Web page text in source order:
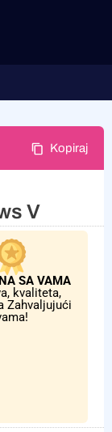
Kopiraj
V
SA VAMA
kvaliteta,
Zahvaljujući